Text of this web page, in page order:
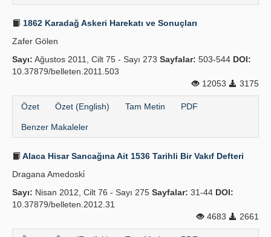
1862 Karadağ Askeri Harekatı ve Sonuçları
Zafer Gölen
Sayı: Ağustos 2011, Cilt 75 - Sayı 273 Sayfalar: 503-544 DOI:
10.37879/belleten.2011.503
12053
3175
Özet Özet (English) Tam Metin PDF
Benzer Makaleler
Alaca Hisar Sancağına Ait 1536 Tarihli Bir Vakıf Defteri
Dragana Amedoski̇
Sayı: Nisan 2012, Cilt 76 - Sayı 275 Sayfalar: 31-44 DOI:
10.37879/belleten.2012.31
4683
2661